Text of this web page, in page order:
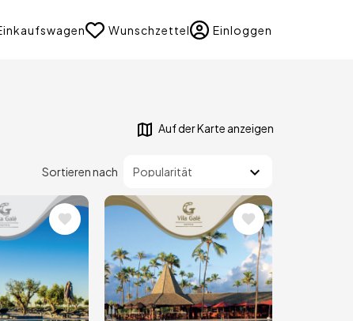
Wunschzettel Einloggen
Auf der Karte anzeigen
Sortieren nach
Bild